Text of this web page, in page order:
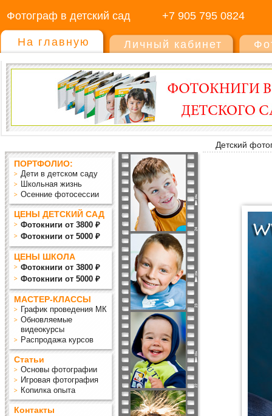
Фотограф в детский сад +7 905 795 0824
На главную Личный кабинет
Детский
ПОРТФОЛИО:
Дети в детском саду
Школьная жизнь
Осенние фотосессии
ЦЕНЫ ДЕТСКИЙ САД
Фотокниги от 3800 ₽
Фотокниги от 5000 ₽
ЦЕНЫ ШКОЛА
Фотокниги от 3800 ₽
Фотокниги от 5000 ₽
МАСТЕР-КЛАССЫ
График проведения МК
Обновляемые
видеокурсы
Распродажа курсов
Статьи
Основы фотографии
Игровая фотография
Копилка опыта
Контакты